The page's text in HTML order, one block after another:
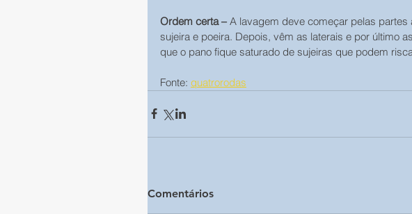
Ordem certa – A lavagem deve começar pelas
sujeira e poeira. Depois, vêm as laterais e por último
que o pano fique saturado de sujeiras que podem
Fonte: quatrorodas
Comentários